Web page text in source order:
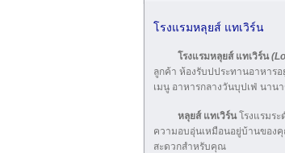
โรงแรมหลุยส์ แทเวิร์น
โรงแรมหลุยส์ แทเวิร์น
ลูกค้า ห้องรับปประทานอาหาร
เมนู อาหารกลางวันบุปเฟ่ นาน
หลุยส์ แทเวิร์นโรงแรมร
ความอบอุ่นเหมือนอยู่บ้านของ
สะดวกสำหรับคุณ